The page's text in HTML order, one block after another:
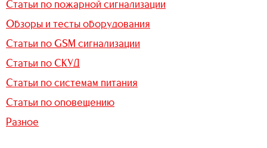
Статьи по пожарной сигнализации
Обзоры и тесты оборудования
Статьи по GSM сигнализации
Статьи по СКУД
Статьи по системам питания
Статьи по оповещению
Разное